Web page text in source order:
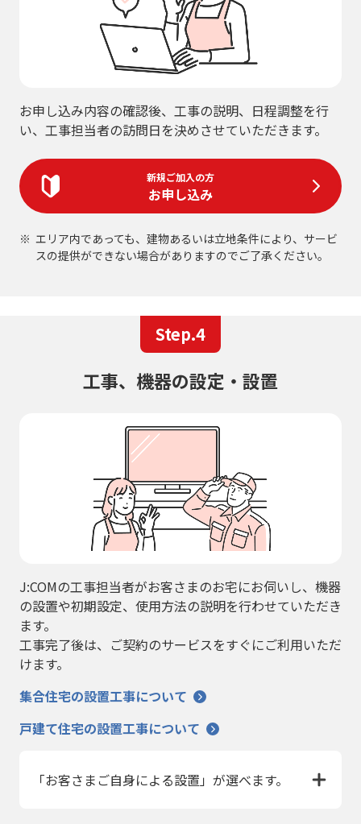
お申し込み内容の確認後、工事の説明、日程調整を行
い、工事担当者の訪問日を決めさせていただきます。
新規ご加入の方
お申し込み
エリア内であっても、建物あるいは立地条件により、サービ
スの提供ができない場合がありますのでご了承ください。
Step.4
工事、機器の設定・設置
J:COMの工事担当者がお客さまのお宅にお伺いし、機器
の設置や初期設定、使用方法の説明を行わせていただき
ます。
工事完了後は、ご契約のサービスをすぐにご利用いただ
けます。
集合住宅の設置工事について
戸建て住宅の設置工事について
「お客さまご自身による設置」が選べます。